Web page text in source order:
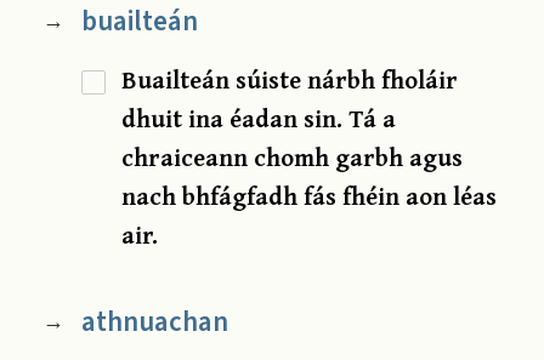
→ buailteán
Buailteán súiste nárbh fholáir
dhuit ina éadan sin. Tá a
chraiceann chomh garbh agus
nach bhfágfadh fás fhéin aon léas
air.
→ athnuachan